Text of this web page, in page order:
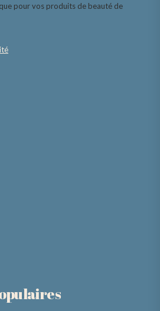
pour vos produits de beauté de